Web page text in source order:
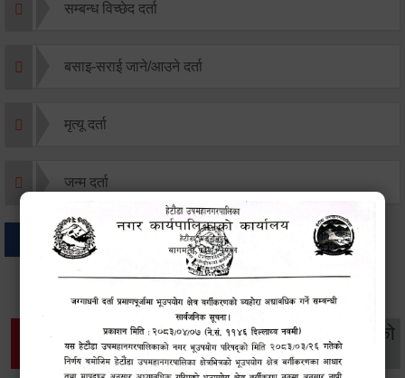
सम्बन्ध विच्छेद दर्ता
बसाइ-सराई जाने/आउने दर्ता
मृत्यू दर्ता
जन्म दर्ता
थप विवरणहरु
सामाजिक सुरक्षा तथा
व्यक्तिगत घटना दर्ता
महिला
विकास
वातावरण
सूचनाको